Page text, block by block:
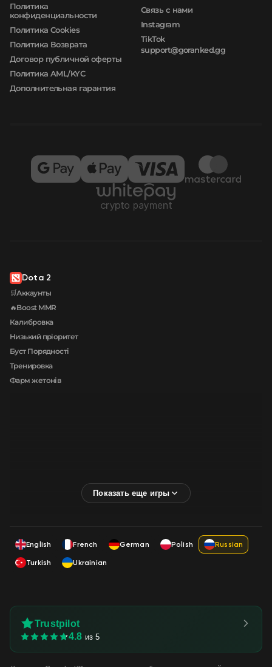
Политика
конфиденциальности
Политика Cookies
Политика Возврата
Договор публичной оферты
Политика AML/KYC
Дополнительная гарантия
Связь с нами
Instagram
TikTok
support@goranked.gg
Dota 2
🛒Аккаунты
🔥Boost MMR
Калибровка
Низький пріоритет
Буст Порядності
Тренировка
Фарм жетонів
English French German Polish
Russian
Turkish
Ukrainian
Trustpilot
4.8 из 5